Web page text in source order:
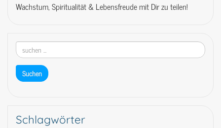
Wachstum, Spiritualität & Lebensfreude mit Dir zu teilen!
Schlagwörter